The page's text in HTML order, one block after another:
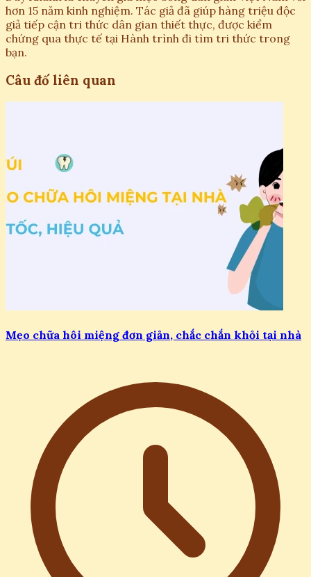
hơn 15 năm kinh nghiệm. Tác giả đã giúp hàng triệu độc
giả tiếp cận tri thức dân gian thiết thực, được kiểm
chứng qua thực tế tại Hành trình đi tìm tri thức trong
bạn.
Câu đố liên quan
Mẹo chữa hôi miệng đơn giản, chắc chắn khỏi tại nhà